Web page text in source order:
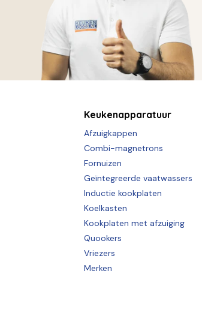
Keukenapparatuur
Afzuigkappen
Combi-magnetrons
Fornuizen
Geïntegreerde vaatwassers
Inductie kookplaten
Koelkasten
Kookplaten met afzuiging
Quookers
Vriezers
Merken